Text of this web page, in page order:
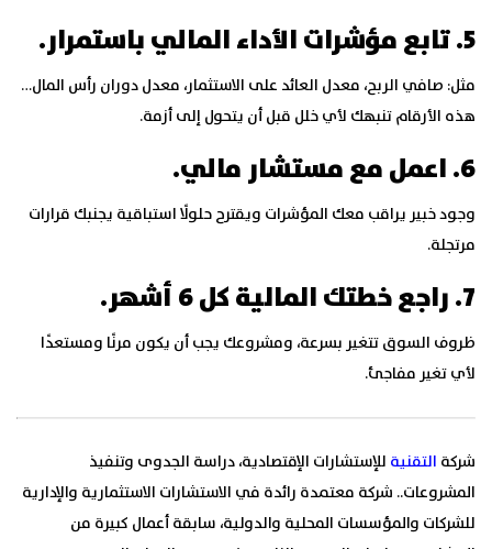
5. تابع مؤشرات الأداء المالي باستمرار.
مثل: صافي الربح، معدل العائد على الاستثمار، معدل دوران رأس المال…
هذه الأرقام تنبهك لأي خلل قبل أن يتحول إلى أزمة.
6. اعمل مع مستشار مالي.
وجود خبير يراقب معك المؤشرات ويقترح حلولًا استباقية يجنبك قرارات
مرتجلة.
7. راجع خطتك المالية كل 6 أشهر.
ظروف السوق تتغير بسرعة، ومشروعك يجب أن يكون مرنًا ومستعدًا
لأي تغير مفاجئ.
شركة التقنية للإستشارات الإقتصادية، دراسة الجدوى وتنفيذ
المشروعات.. شركة معتمدة رائدة في الاستشارات الاستثمارية والإدارية
للشركات والمؤسسات المحلية والدولية، سابقة أعمال كبيرة من